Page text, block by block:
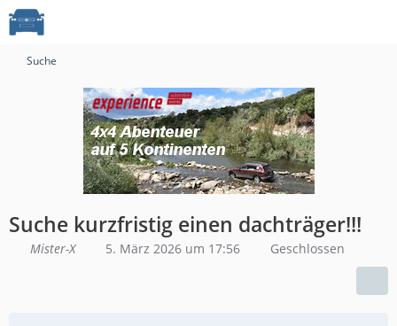
Suche
Suche kurzfristig einen dachträger!!!
Mister-X 5. März 2026 um 17:56 Geschlossen